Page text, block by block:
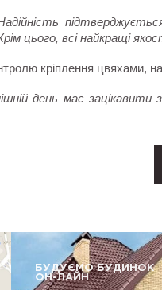
цього, всі найкращі
кріплення цвяхами,
день має зацікавити
БУДУЄМО БУДИНОК
ОН-ЛАЙН